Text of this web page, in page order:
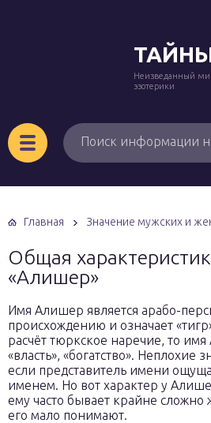
Неизведанный
эзотерики
Главная Значение мужских и
Общая
«Алишер»
Имя Алишер является арабо-
происхождению и означает
расчёт тюркское наречие, то
«власть», «богатство». Неплохие
если представитель имени
именем. Но вот характер у
ему часто бывает крайне сложно
его мало понимают.